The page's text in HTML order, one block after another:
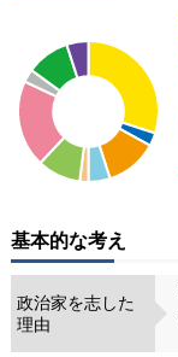
基本的な考え
政治家を志した
理由